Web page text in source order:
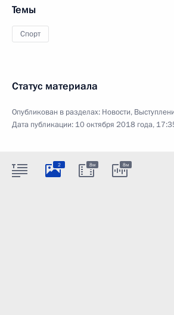
Темы
Спорт
Статус материала
Опубликован в разделах: Новости,
Дата публикации: 10 октября 2018 года,
2 8м 8м